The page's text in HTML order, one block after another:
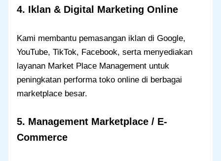
4. Iklan & Digital Marketing Online
Kami membantu pemasangan iklan di Google,
YouTube, TikTok, Facebook, serta menyediakan
layanan Market Place Management untuk
peningkatan performa toko online di berbagai
marketplace besar.
5. Management Marketplace / E-
Commerce